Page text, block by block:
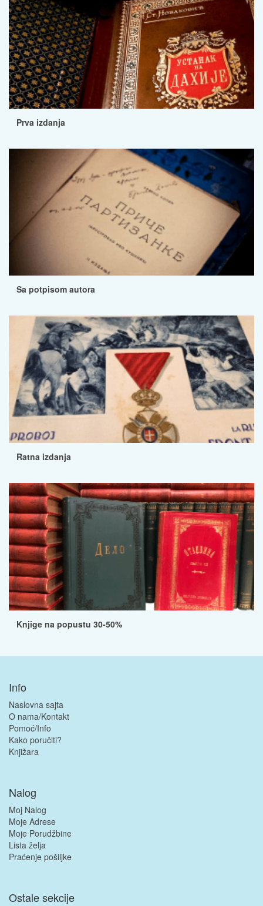
Prva izdanja
Sa potpisom autora
Ratna izdanja
Knjige na popustu 30-50%
Info
Naslovna sajta
O nama/Kontakt
Pomoć/Info
Kako poručiti?
Knjižara
Nalog
Moj Nalog
Moje Adrese
Moje Porudžbine
Lista želja
Praćenje pošiljke
Ostale sekcije